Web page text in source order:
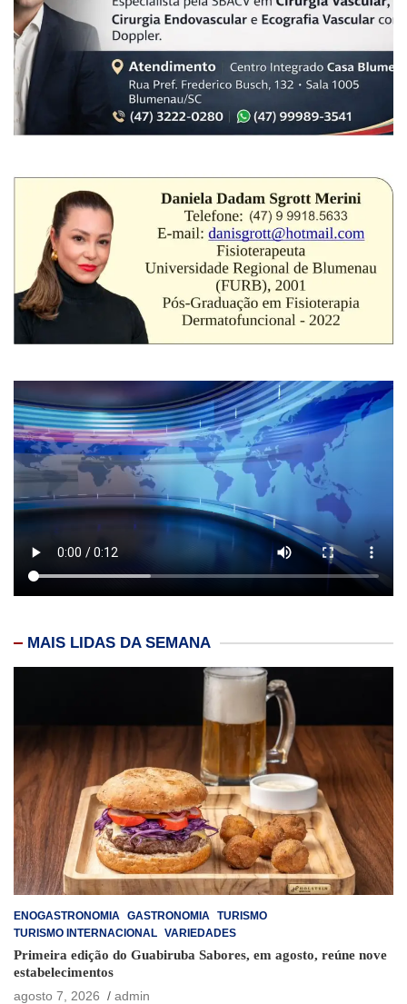
MAIS LIDAS DA SEMANA
ENOGASTRONOMIA GASTRONOMIA
TURISMO
TURISMO INTERNACIONAL VARIEDADES
Primeira edição do Guabiruba Sabores, em agosto, reúne nove
estabelecimentos
agosto 7, 2026
admin